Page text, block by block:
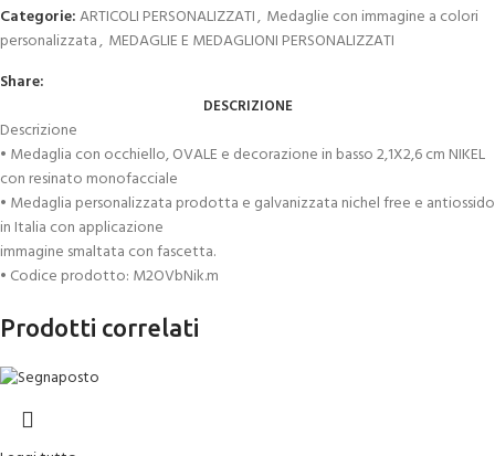
Categorie:ARTICOLI PERSONALIZZATI, Medaglie con immagine a colori
personalizzata, MEDAGLIE E MEDAGLIONI PERSONALIZZATI
Share:
DESCRIZIONE
Descrizione
• Medaglia con occhiello, OVALE e decorazione in basso 2,1X2,6 cm NIKEL
con resinato monofacciale
• Medaglia personalizzata prodotta e galvanizzata nichel free e antiossido
in Italia con applicazione
immagine smaltata con fascetta.
• Codice prodotto: M2OVbNik.m
Prodotti correlati